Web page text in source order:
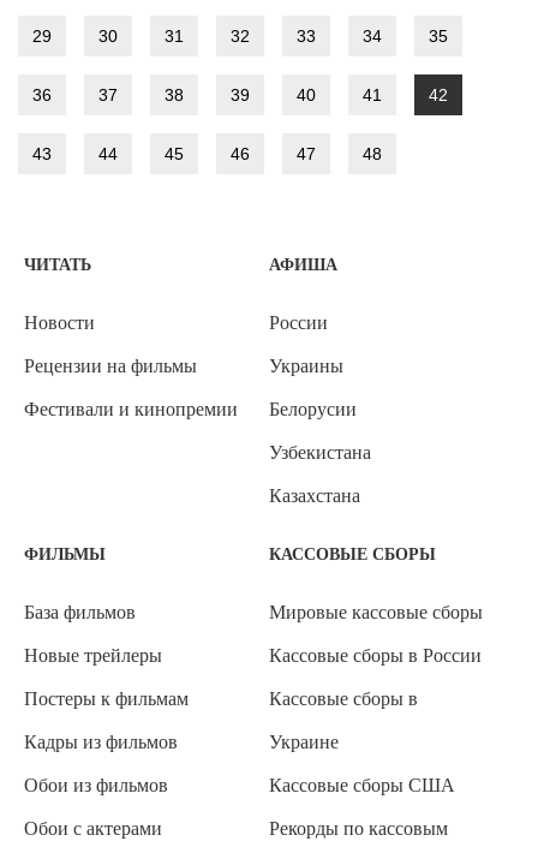
29 30 31 32 33 34 35
36 37 38 39 40 41 42
43 44 45 46 47 48
ЧИТАТЬ
Новости
Рецензии на фильмы
Фестивали и кинопремии
АФИША
России
Украины
Белорусии
Узбекистана
Казахстана
ФИЛЬМЫ
База фильмов
Новые трейлеры
Постеры к фильмам
Кадры из фильмов
Обои из фильмов
Обои с актерами
КАССОВЫЕ СБОРЫ
Мировые кассовые сборы
Кассовые сборы в России
Кассовые сборы в
Украине
Кассовые сборы США
Рекорды по кассовым